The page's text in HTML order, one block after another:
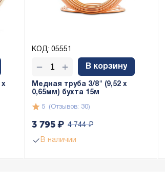
х
КОД: 05551
Медная труба 3/8" (9,52 x
0,65мм) бухта 15м
(Отзывов: 30)
5
В наличии
4 744 ₽
3 795₽
В корзину
+
−